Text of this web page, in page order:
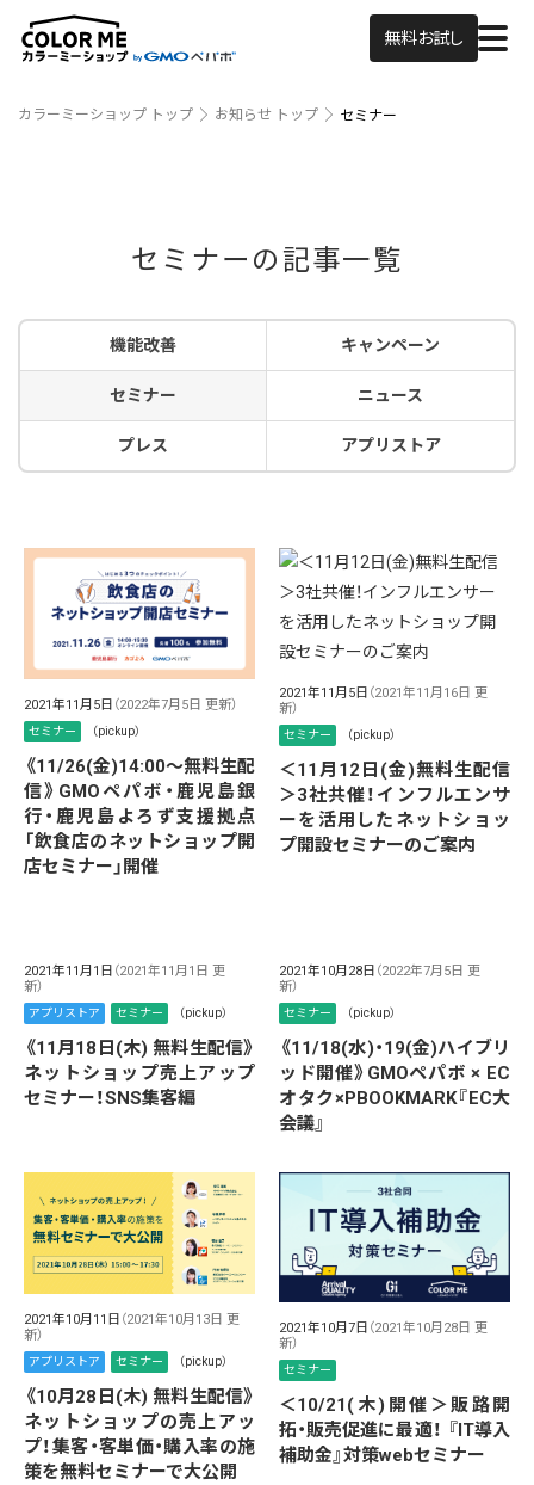
無料お試し
カラーミーショップ トップ お知らせ トップ セミナー
セミナーの記事一覧
機能改善 キャンペーン
セミナー ニュース
プレス アプリストア
2021年11月5日 （2022年7月5日 更新）
セミナー （pickup）
《11/26(金)14:00～無料生配
信》GMOペパボ・鹿児島銀
行・鹿児島よろず支援拠点
「飲食店のネットショップ開
店セミナー」開催
2021年11月5日 （2021年11月16日 更
新）
セミナー （pickup）
＜11月12日(金)無料生配信
＞3社共催！インフルエンサ
ーを活用したネットショッ
プ開設セミナーのご案内
2021年11月1日 （2021年11月1日 更
新）
アプリストア セミナー （pickup）
《11月18日(木) 無料生配信》
ネットショップ売上アップ
セミナー！SNS集客編
2021年10月28日 （2022年7月5日 更
新）
セミナー （pickup）
《11/18(水)・19(金)ハイブリ
ッド開催》GMOペパボ × EC
オタク×PBOOKMARK『EC大
会議』
2021年10月11日 （2021年10月13日 更
新）
アプリストア セミナー （pickup）
《10月28日(木) 無料生配信》
ネットショップの売上アッ
プ！集客・客単価・購入率の施
策を無料セミナーで大公開
2021年10月7日 （2021年10月28日 更
新）
セミナー
＜10/21(木)開催＞販路開
拓・販売促進に最適！ 『IT導入
補助金』対策webセミナー